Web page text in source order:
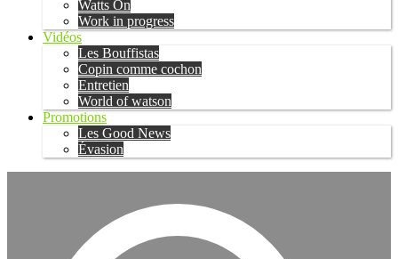
Watts On
Work in progress
Vidéos
Les Bouffistas
Copin comme cochon
Entretien
World of watson
Promotions
Les Good News
Évasion